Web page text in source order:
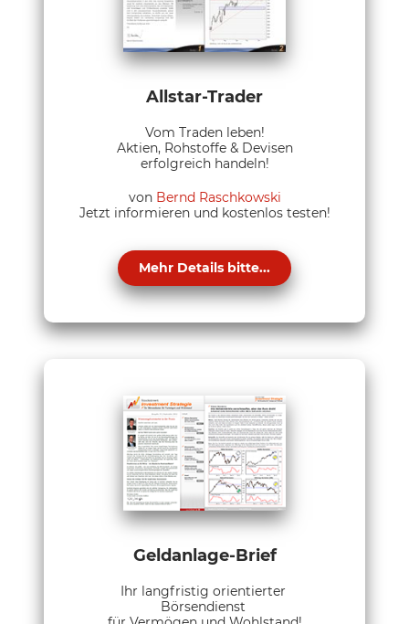
Allstar-Trader
Vom Traden leben!
Aktien, Rohstoffe & Devisen
erfolgreich handeln!
von Bernd Raschkowski
Jetzt informieren und kostenlos testen!
Mehr Details bitte...
Geldanlage-Brief
Ihr langfristig orientierter
Börsendienst